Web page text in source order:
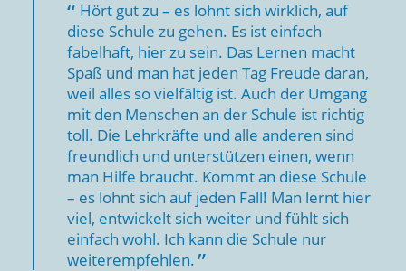
Hört gut zu – es lohnt sich wirklich, auf
diese Schule zu gehen. Es ist einfach
fabelhaft, hier zu sein. Das Lernen macht
Spaß und man hat jeden Tag Freude daran,
weil alles so vielfältig ist. Auch der Umgang
mit den Menschen an der Schule ist richtig
toll. Die Lehrkräfte und alle anderen sind
freundlich und unterstützen einen, wenn
man Hilfe braucht. Kommt an diese Schule
– es lohnt sich auf jeden Fall! Man lernt hier
viel, entwickelt sich weiter und fühlt sich
einfach wohl. Ich kann die Schule nur
weiterempfehlen.